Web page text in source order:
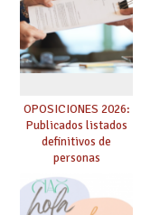
OPOSICIONES 2026:
Publicados listados
definitivos de
personas
seleccionadas. ¿Qué
hacer ahora si he
obtenido plaza?